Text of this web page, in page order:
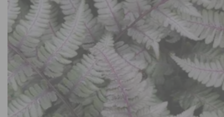
Siergrassen